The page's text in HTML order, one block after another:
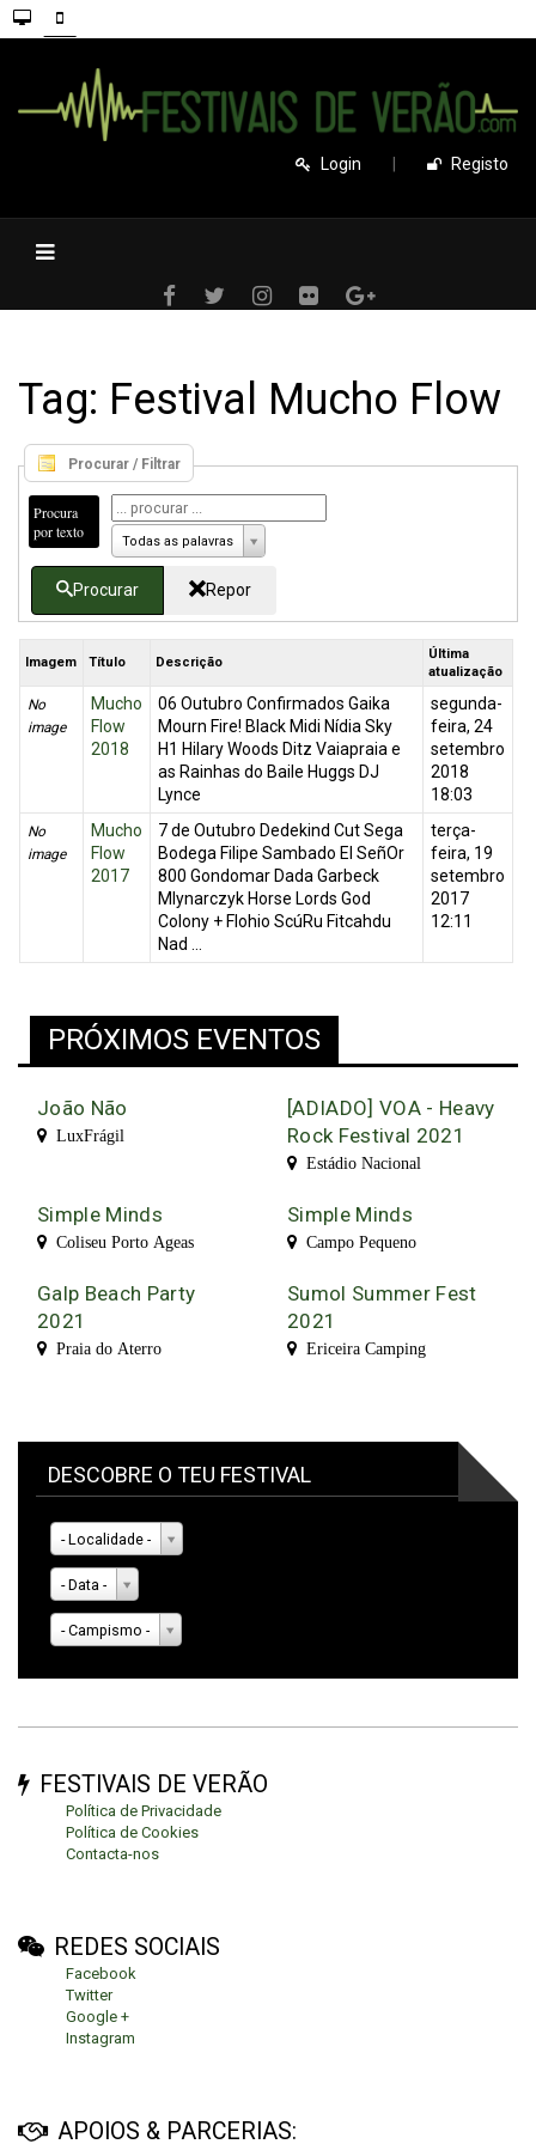
Login Registo
Tag: Festival Mucho Flow
Procurar / Filtrar
Procura
por texto
Todas as palavras
Procurar Repor
Imagem Título Descrição
Última
atualização
No
image
Mucho
Flow
2018
06 Outubro Confirmados Gaika
Mourn Fire! Black Midi Nídia Sky
H1 Hilary Woods Ditz Vaiapraia e
as Rainhas do Baile Huggs DJ
Lynce
segunda-
feira, 24
setembro
2018
18:03
No
image
Mucho
Flow
2017
7 de Outubro Dedekind Cut Sega
Bodega Filipe Sambado El SeñOr
800 Gondomar Dada Garbeck
Mlynarczyk Horse Lords God
Colony + Flohio ScúRu Fitcahdu
Nad ...
terça-
feira, 19
setembro
2017
12:11
PRÓXIMOS EVENTOS
João Não
LuxFrágil
[ADIADO] VOA - Heavy
Rock Festival 2021
Estádio Nacional
Simple Minds
Coliseu Porto Ageas
Simple Minds
Campo Pequeno
Galp Beach Party
2021
Praia do Aterro
Sumol Summer Fest
2021
Ericeira Camping
DESCOBRE O TEU FESTIVAL
- Localidade -
- Data -
- Campismo -
FESTIVAIS DE VERÃO
Política de Privacidade
Política de Cookies
Contacta-nos
REDES SOCIAIS
Facebook
Twitter
Google +
Instagram
APOIOS & PARCERIAS: